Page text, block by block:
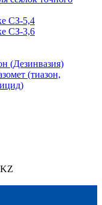
СЗ-5,4
СЗ-3,6
(Дезинвазия)
(тиазон,